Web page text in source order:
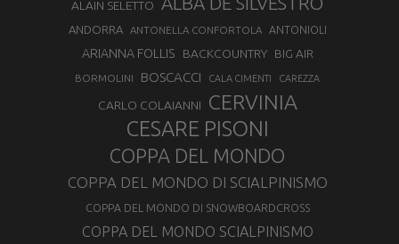
ALAIN SELETTO
ANDORRA ANTONELLA CONFORTOLA ANTONIOLI
ARIANNA FOLLIS BACKCOUNTRY BIG AIR
BORMOLINI BOSCACCI CALA CIMENTI CAREZZA
CARLO COLAIANNI CERVINIA
CESARE PISONI
COPPA DEL MONDO
COPPA DEL MONDO DI SCIALPINISMO
COPPA DEL MONDO DI SNOWBOARDCROSS
COPPA DEL MONDO SCIALPINISMO